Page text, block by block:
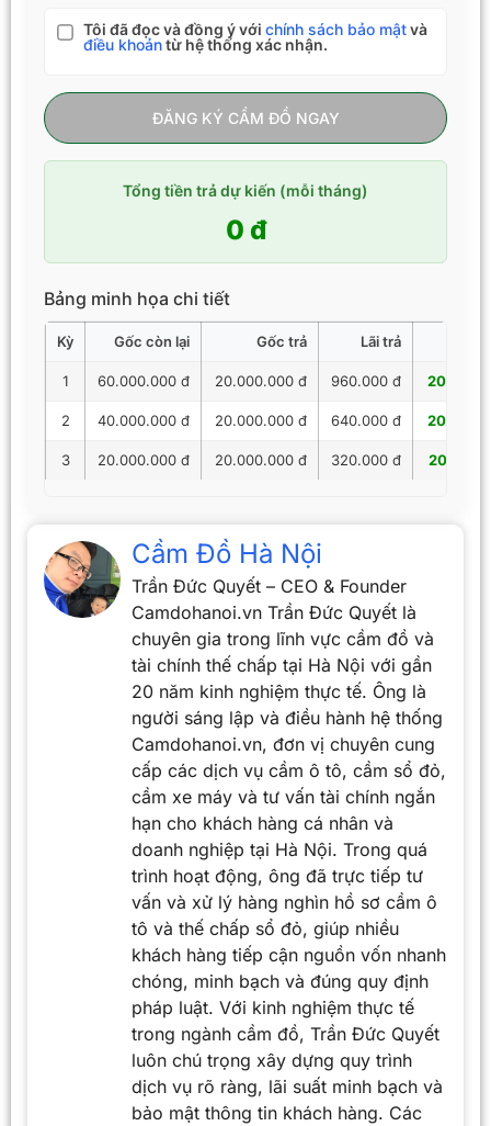
Tôi đã đọc và đồng ý với chính sách bảo mậtvà
điều khoảntừ hệ thống xác nhận.
ĐĂNG KÝ CẦM ĐỒ NGAY
Tổng tiền trả dự kiến (mỗi tháng)
0 đ
Bảng minh họa chi tiết
Kỳ Gốc còn lại Gốc trả Lãi trả
1 60.000.000 đ 20.000.000 đ 960.000 đ
2 40.000.000 đ 20.000.000 đ 640.000 đ
3 20.000.000 đ 20.000.000 đ 320.000 đ
Cầm Đồ Hà Nội
Trần Đức Quyết – CEO & Founder
Camdohanoi.vn Trần Đức Quyết là
chuyên gia trong lĩnh vực cầm đồ và
tài chính thế chấp tại Hà Nội với gần
20 năm kinh nghiệm thực tế. Ông là
người sáng lập và điều hành hệ thống
Camdohanoi.vn, đơn vị chuyên cung
cấp các dịch vụ cầm ô tô, cầm sổ đỏ,
cầm xe máy và tư vấn tài chính ngắn
hạn cho khách hàng cá nhân và
doanh nghiệp tại Hà Nội. Trong quá
trình hoạt động, ông đã trực tiếp tư
vấn và xử lý hàng nghìn hồ sơ cầm ô
tô và thế chấp sổ đỏ, giúp nhiều
khách hàng tiếp cận nguồn vốn nhanh
chóng, minh bạch và đúng quy định
pháp luật. Với kinh nghiệm thực tế
trong ngành cầm đồ, Trần Đức Quyết
luôn chú trọng xây dựng quy trình
dịch vụ rõ ràng, lãi suất minh bạch và
bảo mật thông tin khách hàng. Các